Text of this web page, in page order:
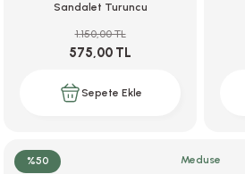
Sandalet Turuncu
575,00 TL
1.150,00 TL
Sepete Ekle
%50
Meduse